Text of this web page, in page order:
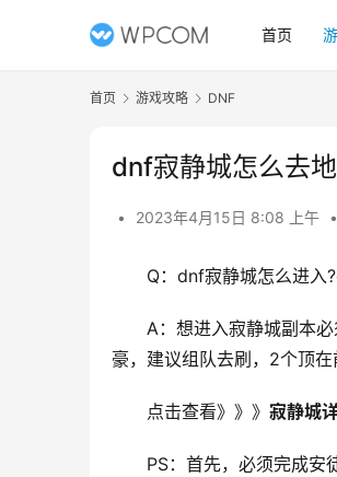
首页
首页 游戏攻略 DNF
dnf寂静城怎么去
• 2023年4月15日 8:08 上午 •
Q：dnf寂静城怎么进入
A：想进入寂静城副本
豪，建议组队去刷，2个顶
点击查看》》》 寂静城详
PS：首先，必须完成安